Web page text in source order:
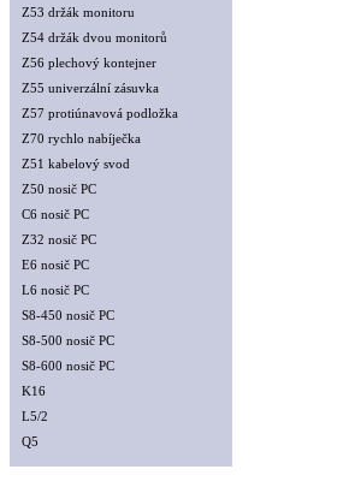
Z53 držák monitoru
Z54 držák dvou monitorů
Z56 plechový kontejner
Z55 univerzální zásuvka
Z57 protiúnavová podložka
Z70 rychlo nabíječka
Z51 kabelový svod
Z50 nosič PC
C6 nosič PC
Z32 nosič PC
E6 nosič PC
L6 nosič PC
S8-450 nosič PC
S8-500 nosič PC
S8-600 nosič PC
K16
L5/2
Q5